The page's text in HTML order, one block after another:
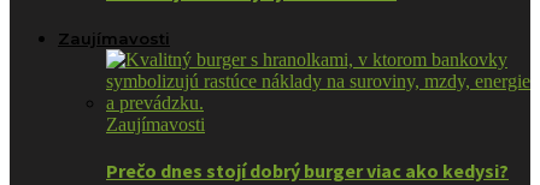
Zaujímavosti
Zaujímavosti
Prečo dnes stojí dobrý burger viac ako kedysi?